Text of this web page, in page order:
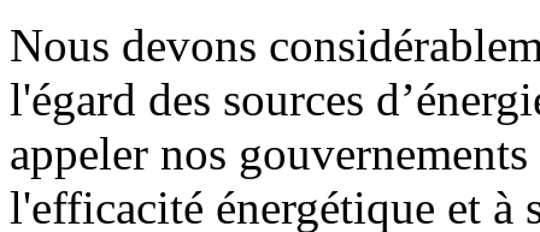
Nous devons
l'égard des sources
appeler nos
l'efficacité énergétique et à